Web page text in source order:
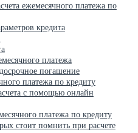
ежемесячного платежа по
кредита
платежа
погашение
платежа по кредиту
с помощью онлайн
платежа по кредиту
стоит помнить при расчете